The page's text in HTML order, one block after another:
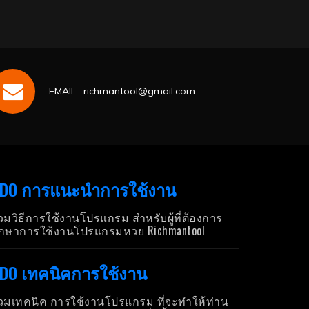
EMAIL : richmantool@gmail.com
การแนะนำการใช้งาน
มวิธีการใช้งานโปรแกรม สำหรับผู้ที่ต้องการ
ษาการใช้งานโปรแกรมหวย Richmantool
เทคนิคการใช้งาน
มเทคนิค การใช้งานโปรแกรม ที่จะทำให้ท่าน